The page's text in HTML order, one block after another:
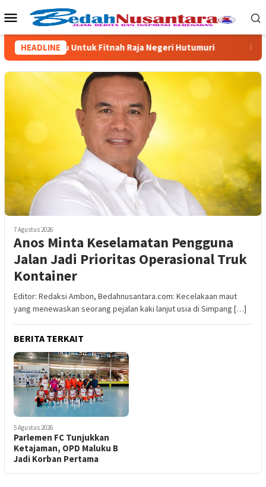
ke
Menu
Mobile
HEADLINE
Palsu Untuk Fitnah Raja Negeri Hutumuri Program
7 Agustus 2026
Anos Minta Keselamatan Pengguna
Jalan Jadi Prioritas Operasional Truk
Kontainer
Editor: Redaksi Ambon, Bedahnusantara.com: Kecelakaan maut
yang menewaskan seorang pejalan kaki lanjut usia di Simpang […]
BERITA TERKAIT
5 Agustus 2026
Parlemen FC Tunjukkan
Ketajaman, OPD Maluku B
Jadi Korban Pertama